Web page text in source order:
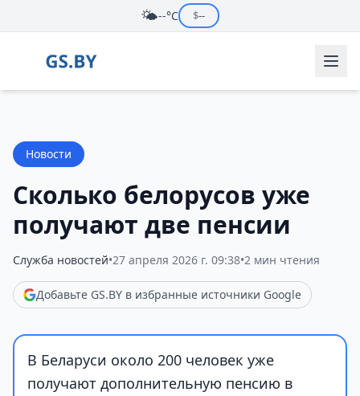
🌤️--°C $--
Новости
Сколько белорусов уже
получают две пенсии
Служба новостей•27 апреля 2026 г. 09:38•2 мин чтения
Добавьте GS.BY в избранные источники Google
В Беларуси около 200 человек уже
получают дополнительную пенсию в